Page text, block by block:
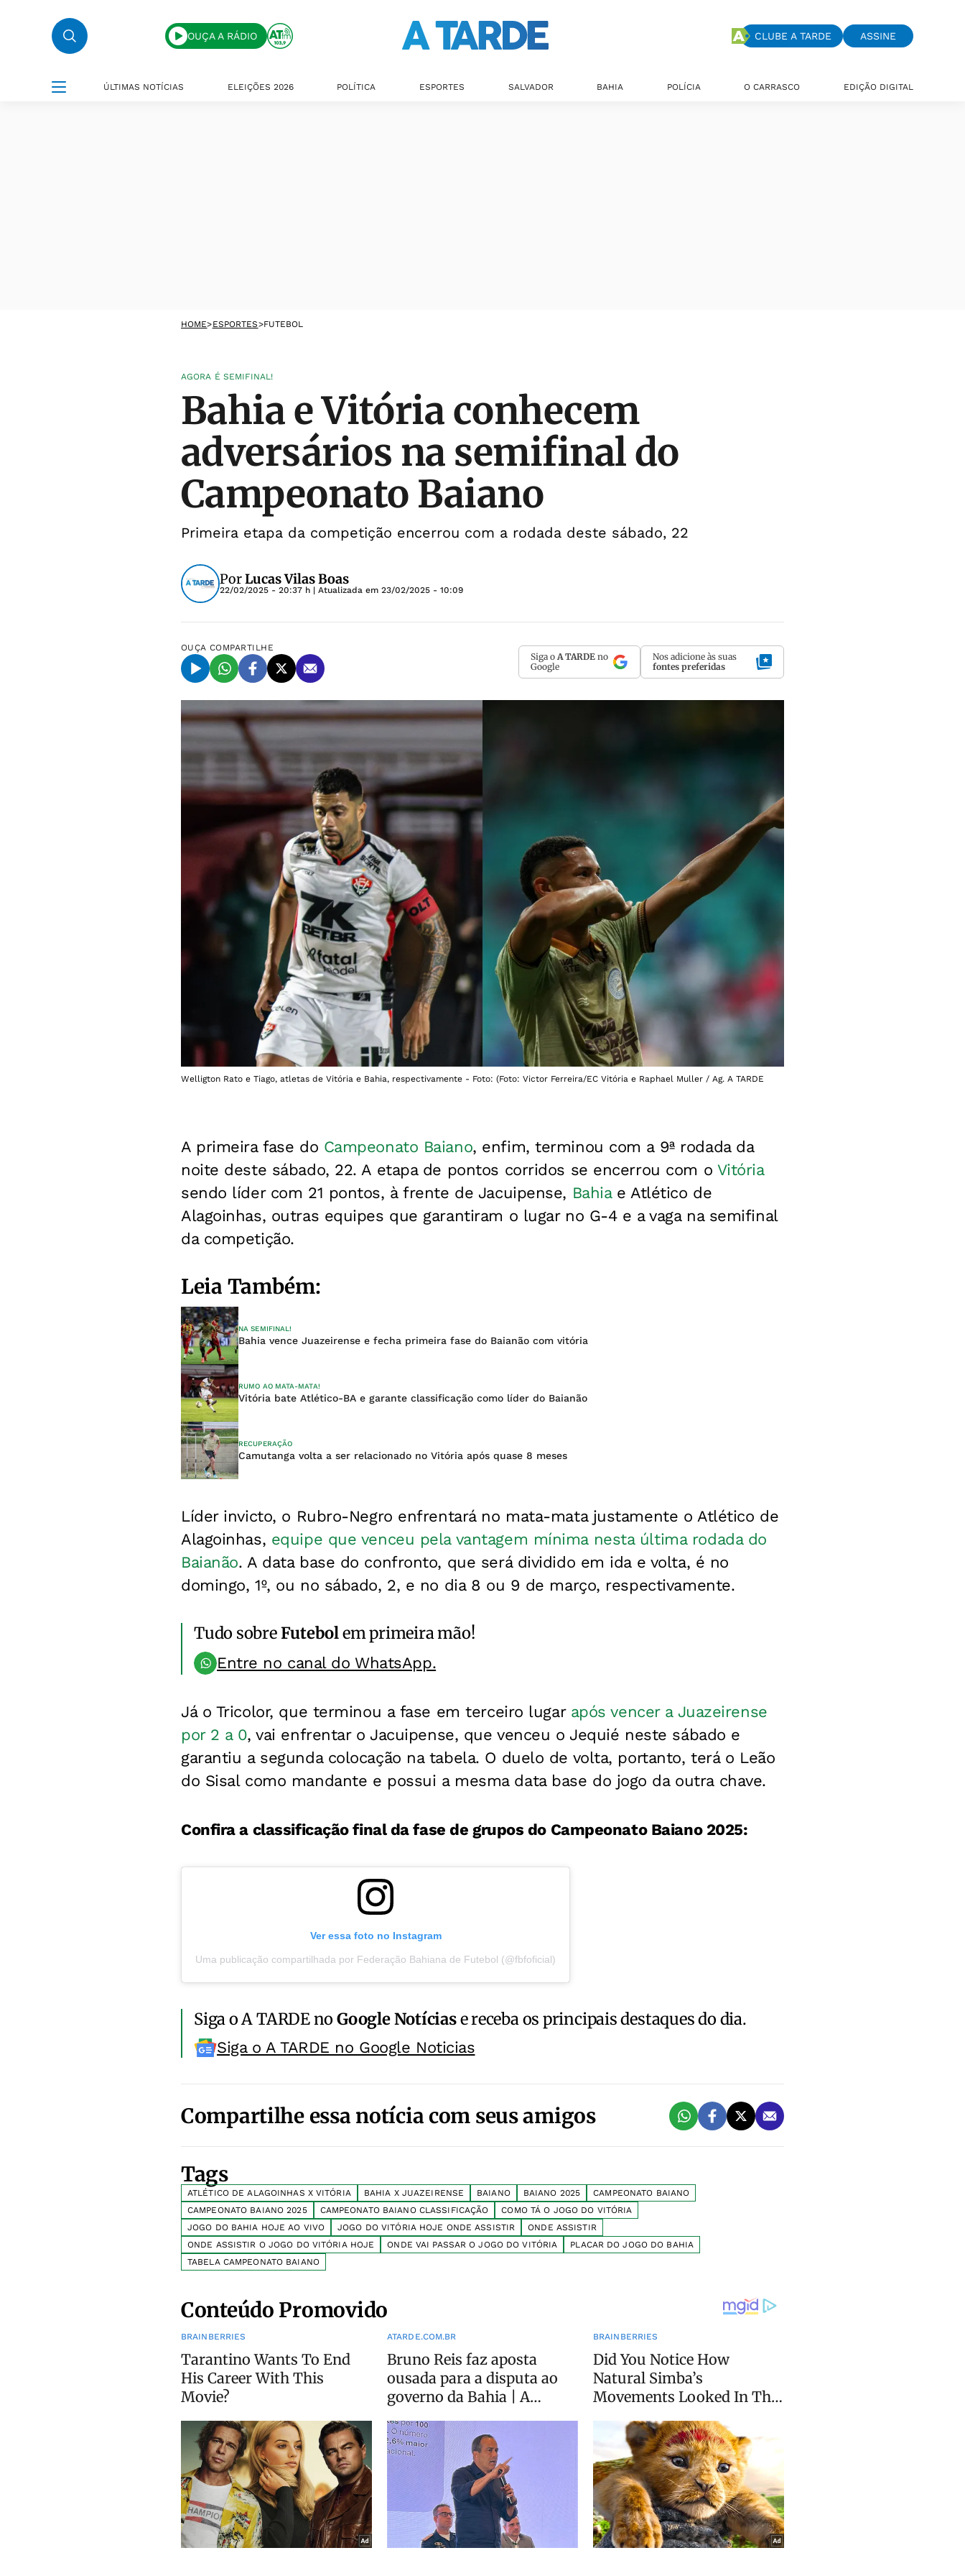
OUÇA A RÁDIO CLUBE A TARDE ASSINE
ÚLTIMAS NOTÍCIAS ELEIÇÕES 2026 POLÍTICA ESPORTES SALVADOR BAHIA POLÍCIA O CARRASCO EDIÇÃO DIGITAL
HOME>ESPORTES>FUTEBOL
AGORA É SEMIFINAL!
Bahia e Vitória conhecem
adversários na semifinal do
Campeonato Baiano
Primeira etapa da competição encerrou com a rodada deste sábado, 22
PorLucas Vilas Boas
22/02/2025 - 20:37 h | Atualizada em 23/02/2025 - 10:09
OUÇA COMPARTILHE
Siga o A TARDE no
Google
Nos adicione às suas
fontes preferidas
Welligton Rato e Tiago, atletas de Vitória e Bahia, respectivamente - Foto: (Foto: Victor Ferreira/EC Vitória e Raphael Muller / Ag. A TARDE
A primeira fase do Campeonato Baiano, enfim, terminou com a 9ª rodada da
noite deste sábado, 22. A etapa de pontos corridos se encerrou com o Vitória
sendo líder com 21 pontos, à frente de Jacuipense, Bahiae Atlético de
Alagoinhas, outras equipes que garantiram o lugar no G-4 e a vaga na semifinal
da competição.
Leia Também:
NA SEMIFINAL!
Bahia vence Juazeirense e fecha primeira fase do Baianão com vitória
RUMO AO MATA-MATA!
Vitória bate Atlético-BA e garante classificação como líder do Baianão
RECUPERAÇÃO
Camutanga volta a ser relacionado no Vitória após quase 8 meses
Líder invicto, o Rubro-Negro enfrentará no mata-mata justamente o Atlético de
Alagoinhas, equipe que venceu pela vantagem mínima nesta última rodada do
Baianão. A data base do confronto, que será dividido em ida e volta, é no
domingo, 1º, ou no sábado, 2, e no dia 8 ou 9 de março, respectivamente.
Tudo sobreFutebolem primeira mão!
Entre no canal do WhatsApp.
Já o Tricolor, que terminou a fase em terceiro lugar após vencer a Juazeirense
por 2 a 0, vai enfrentar o Jacuipense, que venceu o Jequié neste sábado e
garantiu a segunda colocação na tabela. O duelo de volta, portanto, terá o Leão
do Sisal como mandante e possui a mesma data base do jogo da outra chave.
Confira a classificação final da fase de grupos do Campeonato Baiano 2025:
Ver essa foto no Instagram
Uma publicação compartilhada por Federação Bahiana de Futebol (@fbfoficial)
Siga o A TARDE noGoogle Notíciase receba os principais destaques do dia.
Siga o A TARDE no Google Noticias
Compartilhe essa notícia com seus amigos
Tags
ATLÉTICO DE ALAGOINHAS X VITÓRIA BAHIA X JUAZEIRENSE BAIANO BAIANO 2025
CAMPEONATO BAIANO
CAMPEONATO BAIANO 2025
CAMPEONATO BAIANO CLASSIFICAÇÃO
COMO TÁ O JOGO DO VITÓRIA
JOGO DO BAHIA HOJE AO VIVO
JOGO DO VITÓRIA HOJE ONDE ASSISTIR
ONDE ASSISTIR
ONDE ASSISTIR O JOGO DO VITÓRIA HOJE
ONDE VAI PASSAR O JOGO DO VITÓRIA
PLACAR DO JOGO DO BAHIA
TABELA CAMPEONATO BAIANO